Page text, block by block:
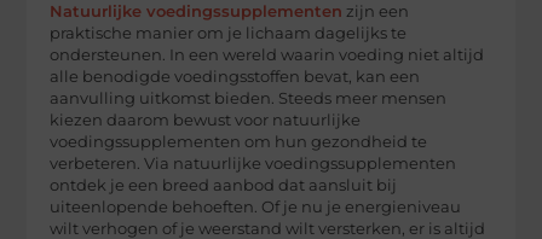
Natuurlijke voedingssupplementen zijn een
praktische manier om je lichaam dagelijks te
ondersteunen. In een wereld waarin voeding niet altijd
alle benodigde voedingsstoffen bevat, kan een
aanvulling uitkomst bieden. Steeds meer mensen
kiezen daarom bewust voor natuurlijke
voedingssupplementen om hun gezondheid te
verbeteren. Via natuurlijke voedingssupplementen
ontdek je een breed aanbod dat aansluit bij
uiteenlopende behoeften. Of je nu je energieniveau
wilt verhogen of je weerstand wilt versterken, er is altijd